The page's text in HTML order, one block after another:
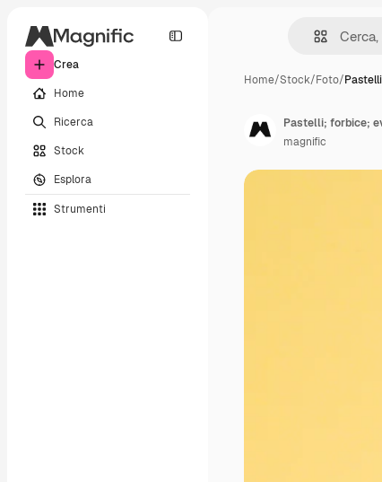
Crea
Home
Ricerca
Stock
Esplora
Strumenti
Home/Stock/Foto/
Pastelli; forbice;
magnific